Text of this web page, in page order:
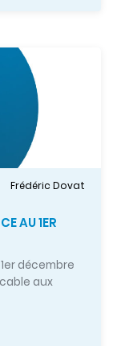
Frédéric Dovat
AU 1ER
décembre
aux